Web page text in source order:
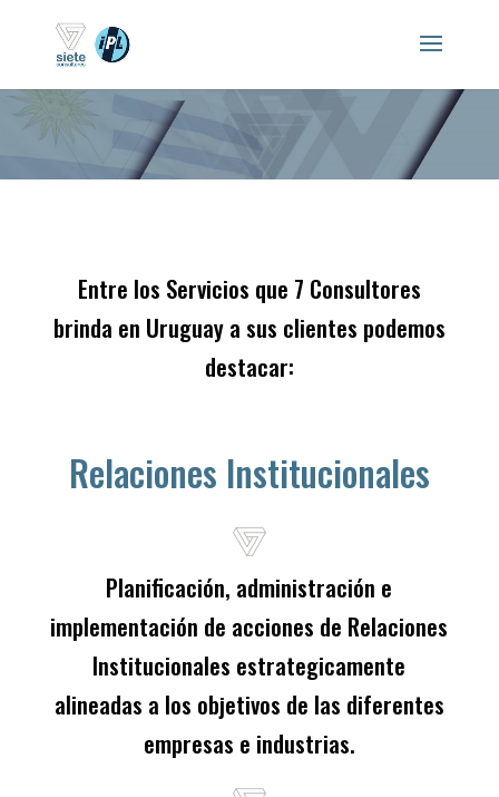
Entre los Servicios que 7 Consultores
brinda en Uruguay a sus clientes podemos
destacar:
Relaciones Institucionales
Planificación, administración e
implementación de acciones de Relaciones
Institucionales estrategicamente
alineadas a los objetivos de las diferentes
empresas e industrias.